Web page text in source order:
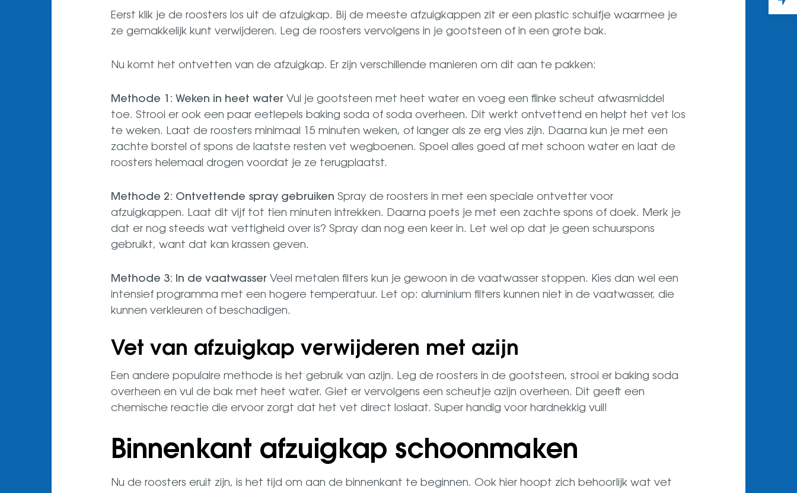
Eerst klik je de roosters los uit de afzuigkap. Bij de meeste afzuigkappen zit er een plastic schuifje waarmee je
ze gemakkelijk kunt verwijderen. Leg de roosters vervolgens in je gootsteen of in een grote bak.
Nu komt het ontvetten van de afzuigkap. Er zijn verschillende manieren om dit aan te pakken:
Methode 1: Weken in heet water Vul je gootsteen met heet water en voeg een flinke scheut afwasmiddel
toe. Strooi er ook een paar eetlepels baking soda of soda overheen. Dit werkt ontvettend en helpt het vet los
te weken. Laat de roosters minimaal 15 minuten weken, of langer als ze erg vies zijn. Daarna kun je met een
zachte borstel of spons de laatste resten vet wegboenen. Spoel alles goed af met schoon water en laat de
roosters helemaal drogen voordat je ze terugplaatst.
Methode 2: Ontvettende spray gebruiken Spray de roosters in met een speciale ontvetter voor
afzuigkappen. Laat dit vijf tot tien minuten intrekken. Daarna poets je met een zachte spons of doek. Merk je
dat er nog steeds wat vettigheid over is? Spray dan nog een keer in. Let wel op dat je geen schuurspons
gebruikt, want dat kan krassen geven.
Methode 3: In de vaatwasser Veel metalen filters kun je gewoon in de vaatwasser stoppen. Kies dan wel een
intensief programma met een hogere temperatuur. Let op: aluminium filters kunnen niet in de vaatwasser, die
kunnen verkleuren of beschadigen.
Vet van afzuigkap verwijderen met azijn
Een andere populaire methode is het gebruik van azijn. Leg de roosters in de gootsteen, strooi er baking soda
overheen en vul de bak met heet water. Giet er vervolgens een scheutje azijn overheen. Dit geeft een
chemische reactie die ervoor zorgt dat het vet direct loslaat. Super handig voor hardnekkig vuil!
Binnenkant afzuigkap schoonmaken
Nu de roosters eruit zijn, is het tijd om aan de binnenkant te beginnen. Ook hier hoopt zich behoorlijk wat vet